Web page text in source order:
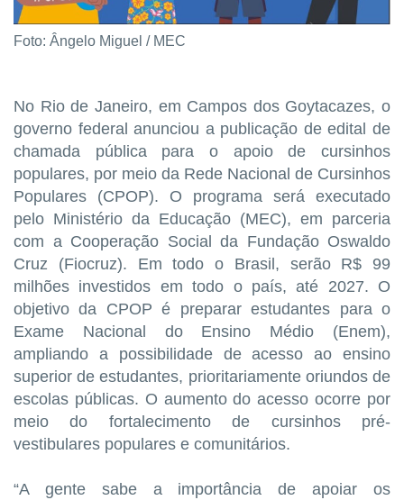
Foto: Ângelo Miguel / MEC
No Rio de Janeiro, em Campos dos Goytacazes, o
governo federal anunciou a publicação de edital de
chamada pública para o apoio de cursinhos
populares, por meio da Rede Nacional de Cursinhos
Populares (CPOP). O programa será executado
pelo Ministério da Educação (MEC), em parceria
com a Cooperação Social da Fundação Oswaldo
Cruz (Fiocruz). Em todo o Brasil, serão R$ 99
milhões investidos em todo o país, até 2027. O
objetivo da CPOP é preparar estudantes para o
Exame Nacional do Ensino Médio (Enem),
ampliando a possibilidade de acesso ao ensino
superior de estudantes, prioritariamente oriundos de
escolas públicas. O aumento do acesso ocorre por
meio do fortalecimento de cursinhos pré-
vestibulares populares e comunitários.
“A gente sabe a importância de apoiar os